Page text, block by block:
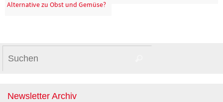
Alternative zu Obst und Gemüse?
Newsletter Archiv